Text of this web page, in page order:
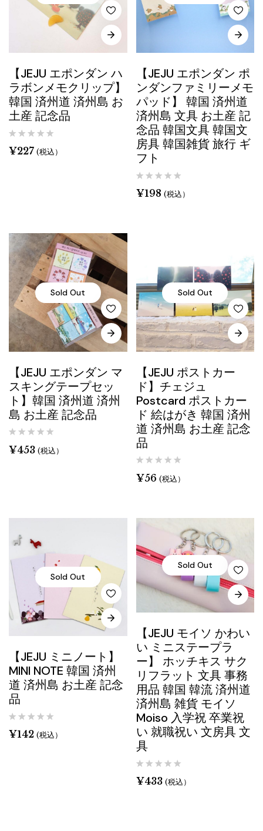
【JEJU エポンダン ハ
ラボンメモクリップ】
韓国 済州道 済州島 お
土産 記念品
¥227 (税込）
【JEJU エポンダン ポ
ンダンファミリーメモ
パッド】 韓国 済州道
済州島 文具 お土産 記
念品 韓国文具 韓国文
房具 韓国雑貨 旅行 ギ
フト
¥198 (税込）
Sold Out
【JEJU エポンダン マ
スキングテープセッ
ト】韓国 済州道 済州
島 お土産 記念品
¥453 (税込）
Sold Out
【JEJU ポストカー
ド】チェジュ
Postcard ポストカー
ド 絵はがき 韓国 済州
道 済州島 お土産 記念
品
¥56 (税込）
Sold Out
【JEJU ミニノート】
MINI NOTE 韓国 済州
道 済州島 お土産 記念
品
¥142 (税込）
Sold Out
【JEJU モイソ かわい
い ミニステープラ
ー】 ホッチキス サク
リフラット 文具 事務
用品 韓国 韓流 済州道
済州島 雑貨 モイソ
Moiso 入学祝 卒業祝
い 就職祝い 文房具 文
具
¥433 (税込）